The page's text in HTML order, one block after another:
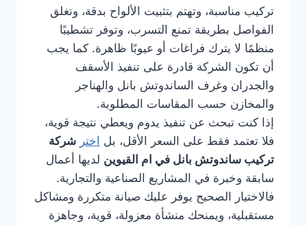
تركيب مناسبة، وتهتم بتثبيت الألواح بدقة، وتغلق
الفواصل بطريقة تمنع التسرب، وتوفر تشطيبًا
منظمًا لا يترك فراغات أو عيوبًا ظاهرة. كما يجب
أن تكون الشركة قادرة على تنفيذ الأسقف
والجدران وغرف الساندوتش بانل والهناجر
والمخازن حسب المقاسات المطلوبة.
إذا كنت تبحث عن تنفيذ يدوم ويعطي نتيجة قوية،
فلا تعتمد فقط على السعر الأقل، بل اختر شركة
تركيب ساندوتش بانل في ام القيوين لديها أعمال
سابقة وخبرة في المشاريع الصناعية والتجارية.
فالاختيار الصحيح يوفر عليك صيانة متكررة ومشاكل
مستقبلية، ويمنحك منشأة معزولة، قوية، وجاهزة